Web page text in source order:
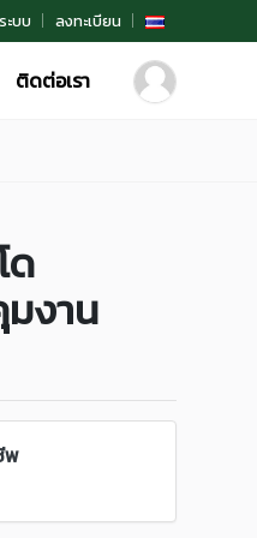
ะบบ ลงทะเบียน
ติดต่อเรา
ด
งาน
พ